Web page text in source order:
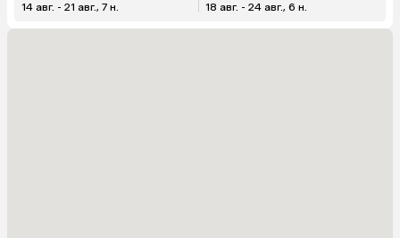
14 авг. - 21 авг., 7 н. 18 авг. - 24 авг., 6 н.